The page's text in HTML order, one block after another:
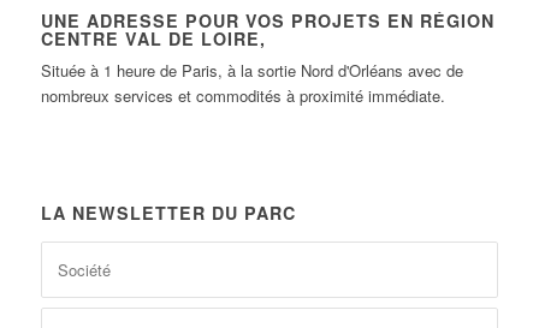
UNE ADRESSE POUR VOS PROJETS EN RÉGION
CENTRE VAL DE LOIRE,
Située à 1 heure de Paris, à la sortie Nord d'Orléans avec de
nombreux services et commodités à proximité immédiate.
LA NEWSLETTER DU PARC